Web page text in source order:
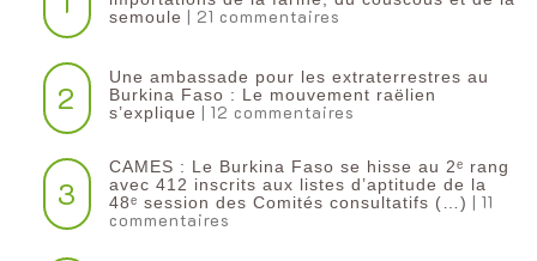
semoule | 21 commentaires
2
Une ambassade pour les extraterrestres au
Burkina Faso : Le mouvement raëlien
s’explique | 12 commentaires
3
CAMES : Le Burkina Faso se hisse au 2ᵉ rang
avec 412 inscrits aux listes d’aptitude de la
48ᵉ session des Comités consultatifs (…) | 11
commentaires